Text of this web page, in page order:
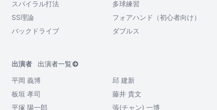
スパイラル打法
多球練習
SS理論
フォアハンド（初心者向け）
バックドライブ
ダブルス
出演者
出演者一覧
平岡 義博
邱 建新
板垣 孝司
藤井 貴文
平塚 陽一郎
張(チャン) 一博